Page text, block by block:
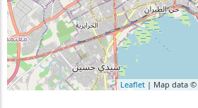
Leaflet | Map data ©